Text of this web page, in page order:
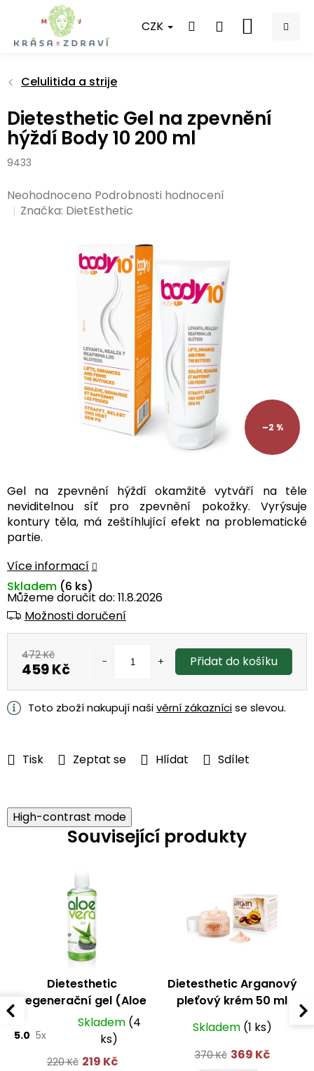
obsah
CZK
NÁKUPNÍ
Celulitida a strije
Dietesthetic Gel na zpevnění
hýždí Body 10 200 ml
9433
Průměrné
hodnocení
Neohodnoceno Podrobnosti hodnocení
Značka: DietEsthetic
–2 %
Gel na zpevnění hýždí okamžitě vytváří na těle
neviditelnou síť pro zpevnění pokožky. Vyrýsuje
kontury těla, má zeštíhlující efekt na problematické
partie.
Více informací
Tisk Zeptat se Hlídat Sdílet
Můžeme doručit do: 11.8.2026
Možnosti doručení
Skladem (6 ks)
472 Kč
459 Kč Přidat do košíku
Toto zboží nakupují našivěrní zákaznícise slevou.
High-contrast mode
Související produkty
Dietesthetic
Regenerační gel (Aloe
Vera Gel) 250 ml
5.0 5x
Skladem (4
ks)
220 Kč 219 Kč
Dietesthetic Arganový
pleťový krém 50 ml
Skladem (1 ks)
370 Kč 369 Kč